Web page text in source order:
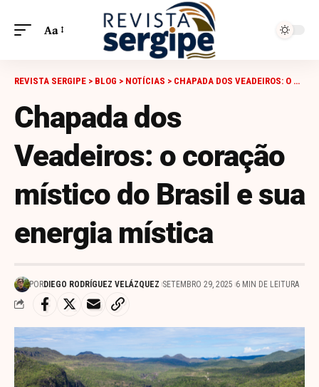
Aa
REVISTA SERGIPE > BLOG > NOTÍCIAS > CHAPADA DOS VEADEIROS: O CORAÇÃO MÍSTICO DO BRASIL E SUA ENERGIA MÍSTICA
Chapada dos
Veadeiros: o coração
místico do Brasil e sua
energia mística
PORDIEGO RODRÍGUEZ VELÁZQUEZ SETEMBRO 29, 2025 6 MIN DE LEITURA